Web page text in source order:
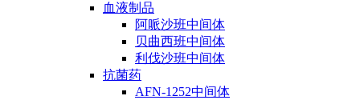
血液制品
阿哌沙班中间体
贝曲西班中间体
利伐沙班中间体
抗菌药
AFN-1252中间体